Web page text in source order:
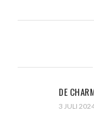
DE
3 JULI